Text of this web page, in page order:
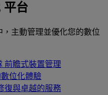
平台
主動管理並優化您的數位
前瞻式裝置管理
位化體驗
復與卓越的服務